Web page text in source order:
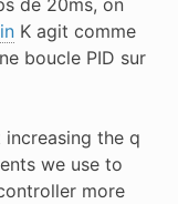
de 20ms, on
K agit comme
boucle PID sur
increasing the q
we use to
more